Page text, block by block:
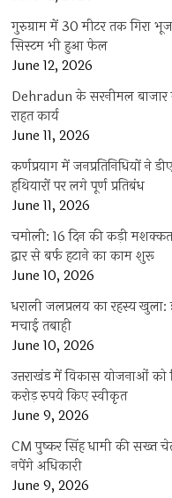
गुरुग्राम में 30 मीटर तक गिरा
सिस्टम भी हुआ फेल
June 12, 2026
Dehradun के सरनीमल
राहत कार्य
June 11, 2026
कर्णप्रयाग में जनप्रतिनिधियों ने
हथियारों पर लगे पूर्ण प्रतिबंध
June 11, 2026
चमोली: 16 दिन की कड़ी
द्वार से बर्फ हटाने का काम शुरू
June 10, 2026
धराली जलप्रलय का रहस्य
मचाई तबाही
June 10, 2026
उत्तराखंड में विकास योजनाओं को
करोड़ रुपये किए स्वीकृत
June 9, 2026
CM पुष्कर सिंह धामी की सख्त
नपेंगे अधिकारी
June 9, 2026